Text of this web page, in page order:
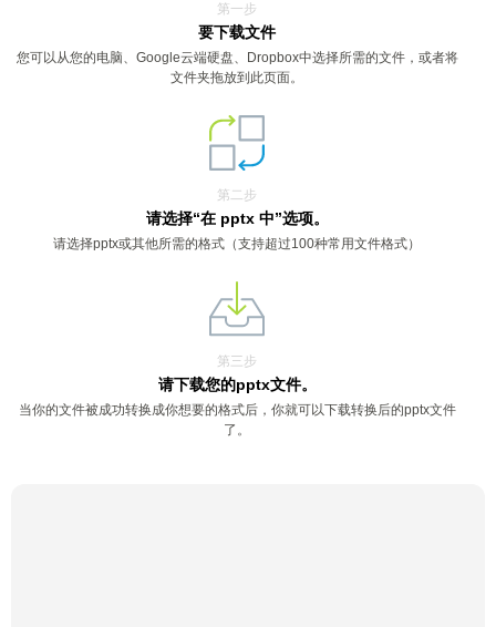
第一步
要下载文件
您可以从您的电脑、Google云端硬盘、Dropbox中选择所需的文件，或者将
文件夹拖放到此页面。
第二步
请选择“在 pptx 中”选项。
请选择pptx或其他所需的格式（支持超过100种常用文件格式）
第三步
请下载您的pptx文件。
当你的文件被成功转换成你想要的格式后，你就可以下载转换后的pptx文件
了。